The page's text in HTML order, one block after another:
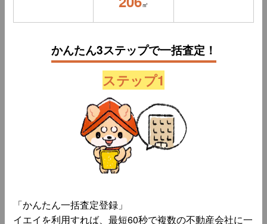
㎡
かんたん3ステップで一括査定！
ステップ1
「かんたん一括査定登録」
イエイを利用すれば、最短60秒で複数の不動産会社に一